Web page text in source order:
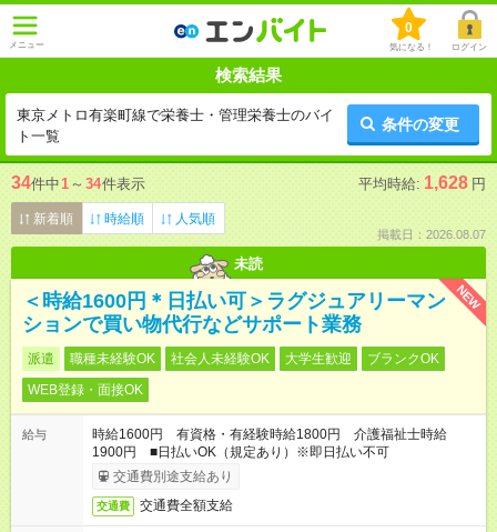
メニュー
0
気になる！ ログイン
検索結果
東京メトロ有楽町線で栄養士・管理栄養士のバイ
ト一覧
条件の変更
34件中1 ～ 34件表示 平均時給: 1,628 円
新着順 時給順 人気順
掲載日：2026.08.07
未読
NEW
＜時給1600円＊日払い可＞ラグジュアリーマン
ションで買い物代行などサポート業務
派遣 職種未経験OK 社会人未経験OK 大学生歓迎
ブランクOK
WEB登録・面接OK
給与
時給1600円 有資格・有経験時給1800円 介護福祉士時給
1900円 ■日払いOK（規定あり）※即日払い不可
交通費別途支給あり
交通費 交通費全額支給